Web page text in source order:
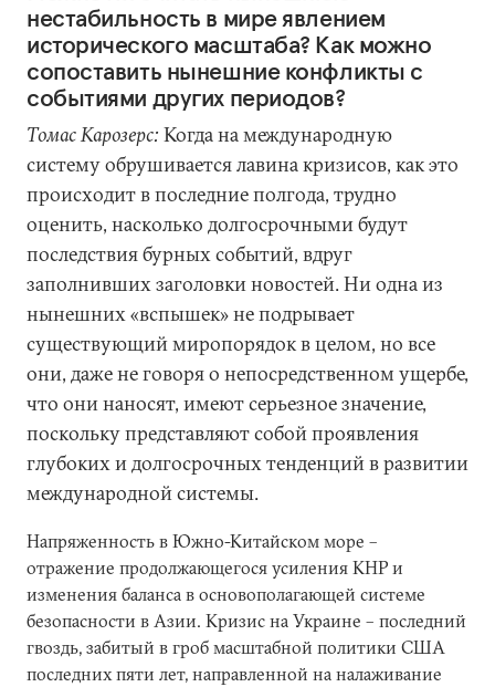
нестабильность в мире явлением
исторического масштаба? Как можно
сопоставить нынешние конфликты с
событиями других периодов?
Томас Карозерс: Когда на международную
систему обрушивается лавина кризисов, как это
происходит в последние полгода, трудно
оценить, насколько долгосрочными будут
последствия бурных событий, вдруг
заполнивших заголовки новостей. Ни одна из
нынешних «вспышек» не подрывает
существующий миропорядок в целом, но все
они, даже не говоря о непосредственном ущербе,
что они наносят, имеют серьезное значение,
поскольку представляют собой проявления
глубоких и долгосрочных тенденций в развитии
международной системы.
Напряженность в Южно-Китайском море –
отражение продолжающегося усиления КНР и
изменения баланса в основополагающей системе
безопасности в Азии. Кризис на Украине – последний
гвоздь, забитый в гроб масштабной политики США
последних пяти лет, направленной на налаживание